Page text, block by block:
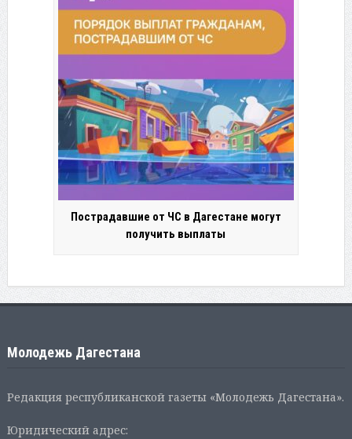
Пострадавшие от ЧС в Дагестане могут
получить выплаты
Молодежь Дагестана
Редакция республиканской газеты «Молодежь Дагестана».
Юридический адрес: